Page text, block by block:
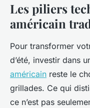
Les piliers
américain
Pour transformer
d’été, investir dans
américain reste le
grillades. Ce qui
ce n’est pas